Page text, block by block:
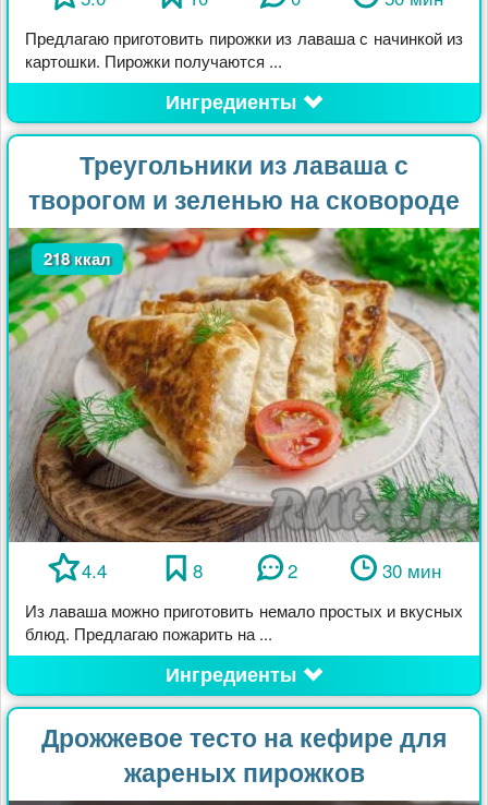
Предлагаю приготовить пирожки из лаваша с начинкой из
картошки. Пирожки получаются ...
Ингредиенты
Треугольники из лаваша с
творогом и зеленью на сковороде
218 ккал
4.4 8 2 30 мин
Из лаваша можно приготовить немало простых и вкусных
блюд. Предлагаю пожарить на ...
Ингредиенты
Дрожжевое тесто на кефире для
жареных пирожков